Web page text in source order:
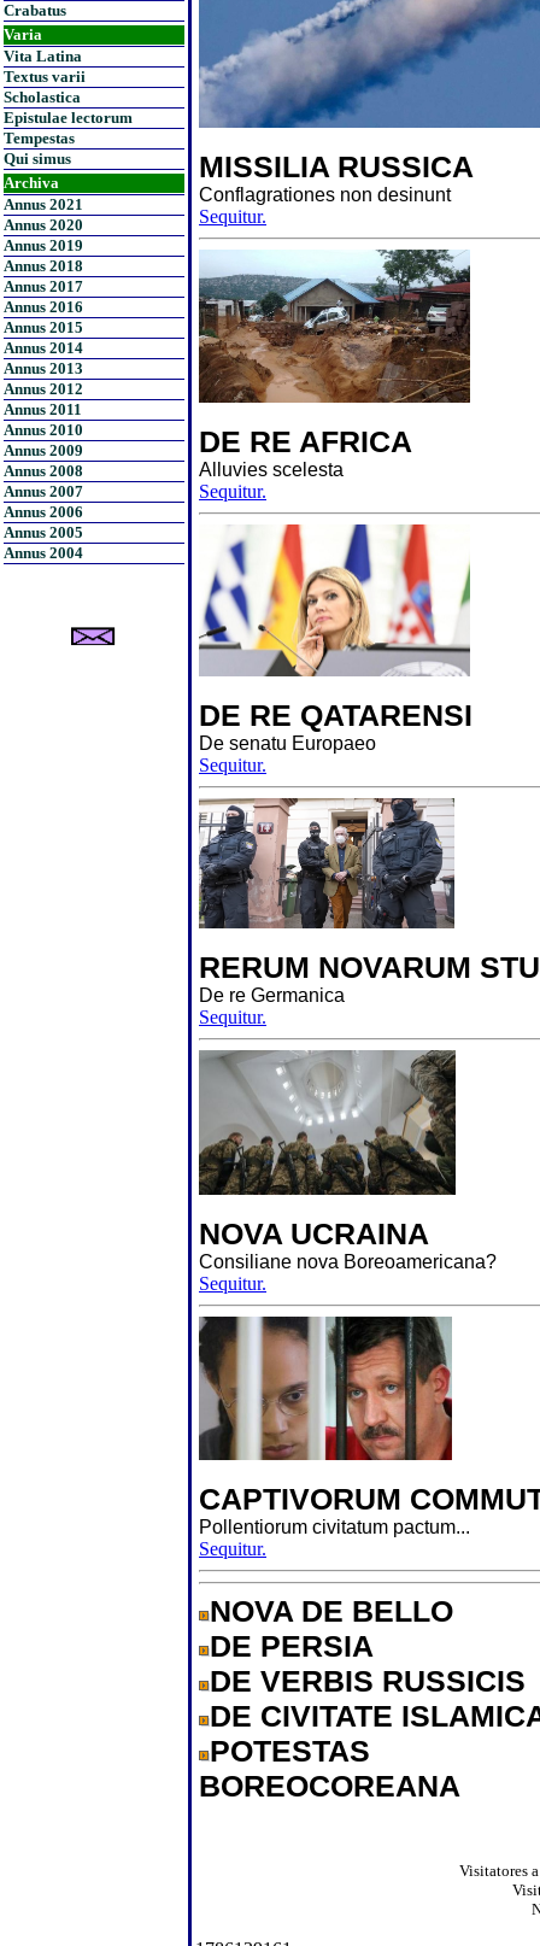
Crabatus
Varia
Vita Latina
Textus varii
Scholastica
Epistulae lectorum
Tempestas
Qui simus
Archiva
Annus 2021
Annus 2020
Annus 2019
Annus 2018
Annus 2017
Annus 2016
Annus 2015
Annus 2014
Annus 2013
Annus 2012
Annus 2011
Annus 2010
Annus 2009
Annus 2008
Annus 2007
Annus 2006
Annus 2005
Annus 2004
MISSILIA RUSSICA
Conflagrationes non desinunt
Sequitur.
DE RE AFRICA
Alluvies scelesta
Sequitur.
DE RE QATARENSI
De senatu Europaeo
Sequitur.
RERUM NOVARUM
De re Germanica
Sequitur.
NOVA UCRAINA
Consiliane nova Boreoamericana?
Sequitur.
CAPTIVORUM
Pollentiorum civitatum pactum...
Sequitur.
NOVA DE BELLO
DE PERSIA
DE VERBIS RUSSICIS
DE CIVITATE
POTESTAS
BOREOCOREANA
Visitatores